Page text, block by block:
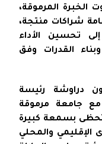
الخبرة المرموقة،
شراكات منتجة،
تحسين الأداء
القدرات وفق
دراوشة رئيسة
مع جامعة مرموقة
تحظى بسمعة كبيرة
الإقليمي والمحلي